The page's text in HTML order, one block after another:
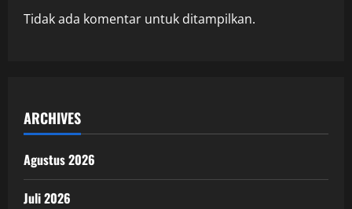
Tidak ada komentar untuk ditampilkan.
ARCHIVES
Agustus 2026
Juli 2026